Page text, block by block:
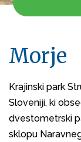
Morje
Krajinski park
Sloveniji, ki
dvestometrski
sklopu